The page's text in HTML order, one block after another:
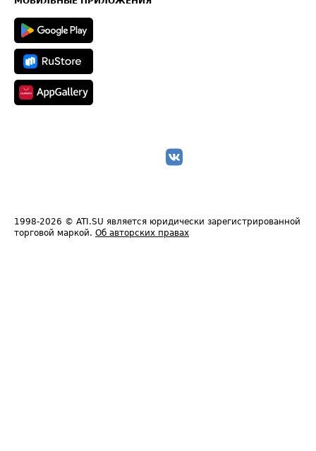
1998-2026 © ATI.SU является юридически зарегистрированной
торговой маркой. Об авторских правах